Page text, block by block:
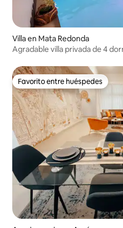
Villa en Mata Redonda
Agradable villa privada de 4
Favorito entre huéspedes
Favorito entre huéspedes